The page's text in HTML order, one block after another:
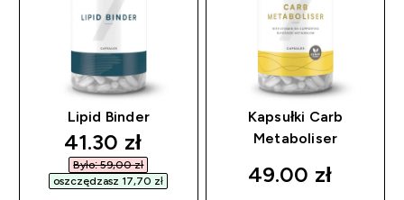
Lipid Binder
discounted price
41.30 zł‎
Było: 59,00 zł‎
oszczędzasz 17,70 zł‎
Kapsułki Carb
Metaboliser
49.00 zł‎